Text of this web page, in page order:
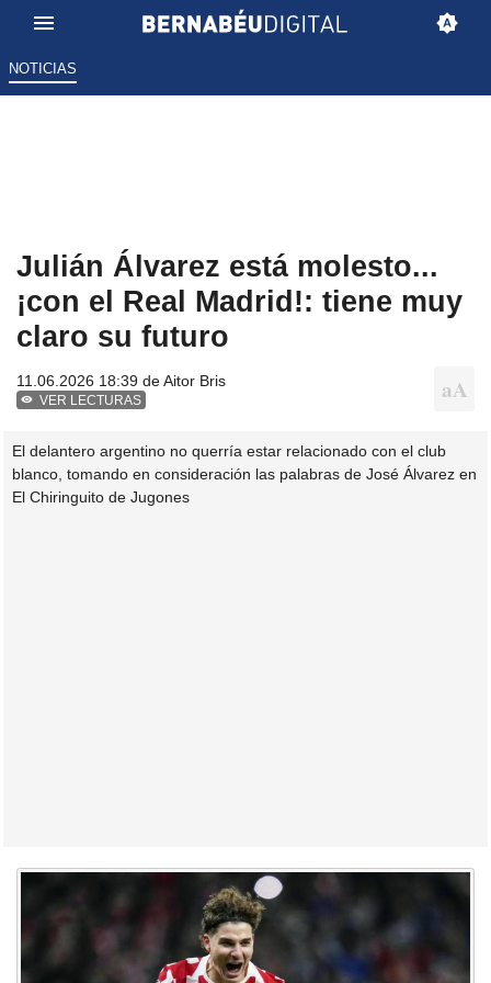
NOTICIAS
Julián Álvarez está molesto...
¡con el Real Madrid!: tiene muy
claro su futuro
11.06.2026 18:39 deAitor Bris
VER LECTURAS
El delantero argentino no querría estar relacionado con el club
blanco, tomando en consideración las palabras de José Álvarez en
El Chiringuito de Jugones